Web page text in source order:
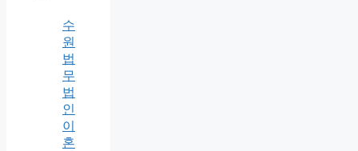
수
원
법
무
법
인
이
혼